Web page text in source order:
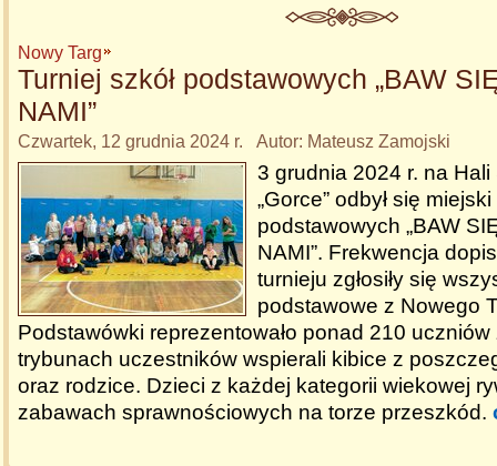
Nowy Targ
Turniej szkół podstawowych „BAW
NAMI”
Czwartek, 12 grudnia 2024 r. Autor: Mateusz Zamojski
3 grudnia 2024 r. na Hali
„Gorce” odbył się
podstawowych „BAW
NAMI”. Frekwencja
turnieju zgłosiły się
podstawowe z Nowego
Podstawówki reprezentowało ponad 210 uczniów
trybunach uczestników wspierali kibice z
oraz rodzice. Dzieci z każdej kategorii wiekowej
zabawach sprawnościowych na torze przeszkód.